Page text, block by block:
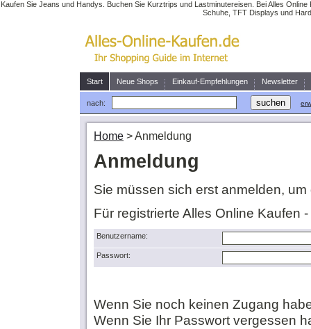
Kaufen Sie Jeans und Handys. Buchen Sie Kurztrips und Lastminutereisen. Bei Alles
Schuhe, TFT Displays und
Start Neue Shops Einkauf-Empfehlungen Newsletter
nach:
Home >Anmeldung
Anmeldung
Sie müssen sich erst anmelden,
Für registrierte Alles Online Kaufen
Benutzername:
Passwort:
Wenn Sie noch keinen Zugang
Wenn Sie Ihr Passwort vergessen